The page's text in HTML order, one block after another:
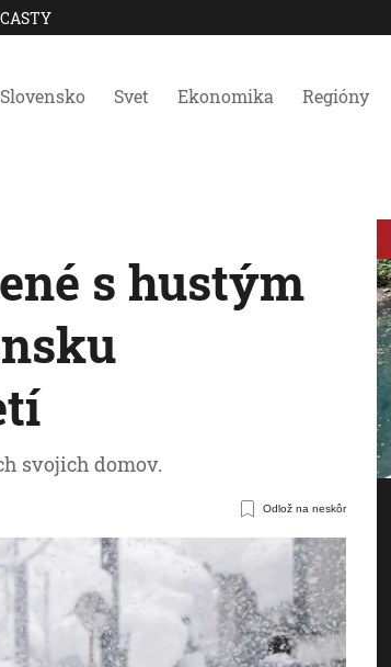
Slovensko Svet Ekonomika Regióny
s hustým
svojich domov.
Odlož na neskôr